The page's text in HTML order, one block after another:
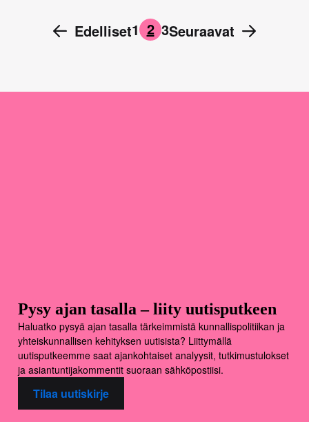
← Edelliset1 2 3Seuraavat →
Pysy ajan tasalla – liity uutisputkeen
Haluatko pysyä ajan tasalla tärkeimmistä kunnallispolitiikan ja
yhteiskunnallisen kehityksen uutisista? Liittymällä
uutisputkeemme saat ajankohtaiset analyysit, tutkimustulokset
ja asiantuntijakommentit suoraan sähköpostiisi.
Tilaa uutiskirje